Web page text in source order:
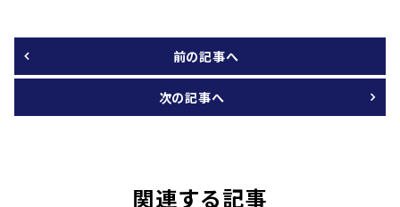
前の記事へ
次の記事へ
関連する記事